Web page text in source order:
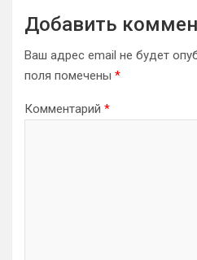
Добавить
Ваш адрес email не будет
поля помечены *
Комментарий *